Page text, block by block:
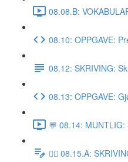
08.08.B:
08.10: OPPGAVE:
08.12: SKRIVING:
08.13: OPPGAVE:
💬 08.14:
✍🏼 08.15.A: